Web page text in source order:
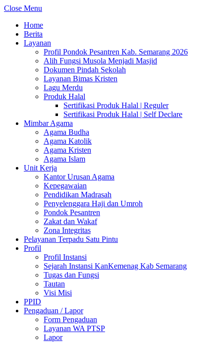
Close Menu
Home
Berita
Layanan
Profil Pondok Pesantren Kab. Semarang 2026
Alih Fungsi Musola Menjadi Masjid
Dokumen Pindah Sekolah
Layanan Bimas Kristen
Lagu Merdu
Produk Halal
Sertifikasi Produk Halal | Reguler
Sertifikasi Produk Halal | Self Declare
Mimbar Agama
Agama Budha
Agama Katolik
Agama Kristen
Agama Islam
Unit Kerja
Kantor Urusan Agama
Kepegawaian
Pendidikan Madrasah
Penyelenggara Haji dan Umroh
Pondok Pesantren
Zakat dan Wakaf
Zona Integritas
Pelayanan Terpadu Satu Pintu
Profil
Profil Instansi
Sejarah Instansi KanKemenag Kab Semarang
Tugas dan Fungsi
Tautan
Visi Misi
PPID
Pengaduan / Lapor
Form Pengaduan
Layanan WA PTSP
Lapor